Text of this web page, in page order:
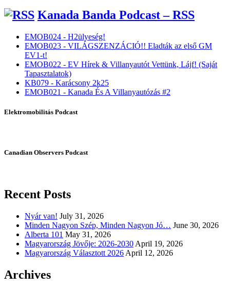
Kanada Banda Podcast – RSS
EMOB024 - H2ülyeség!
EMOB023 - VILÁGSZENZÁCIÓ!! Eladták az első GM
EV1-t!
EMOB022 - EV Hírek & Villanyautót Vettünk, Lájf! (Saját
Tapasztalatok)
KB079 - Karácsony 2k25
EMOB021 - Kanada És A Villanyautózás #2
Elektromobilitás Podcast
Canadian Observers Podcast
Recent Posts
Nyár van! July 31, 2026
Minden Nagyon Szép, Minden Nagyon Jó… June 30, 2026
Alberta 101 May 31, 2026
Magyarország Jövője: 2026-2030 April 19, 2026
Magyarország Választott 2026 April 12, 2026
Archives